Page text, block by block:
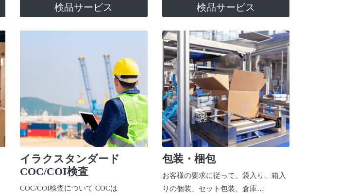
検品サービス 検品サービス
イラクスタンダード
COC/COI検査
COC/COI検査について COCは
包装・梱包
お客様の要求に従って、袋入り、箱入
りの個装、セット包装、倉庫…